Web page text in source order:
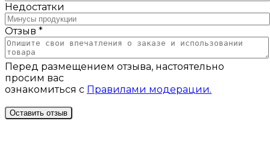
Недостатки
Отзыв *
Перед размещением отзыва, настоятельно
просим вас
ознакомиться с Правилами модерации.